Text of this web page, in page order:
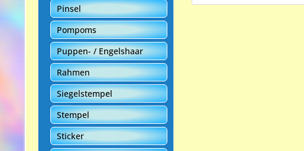
Pinsel
Pompoms
Puppen- / Engelshaar
Rahmen
Siegelstempel
Stempel
Sticker